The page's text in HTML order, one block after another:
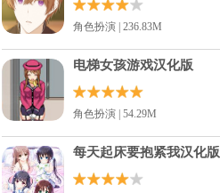
角色扮演 | 236.83M
电梯女孩游戏汉化版
角色扮演 | 54.29M
每天起床要抱紧我汉化版